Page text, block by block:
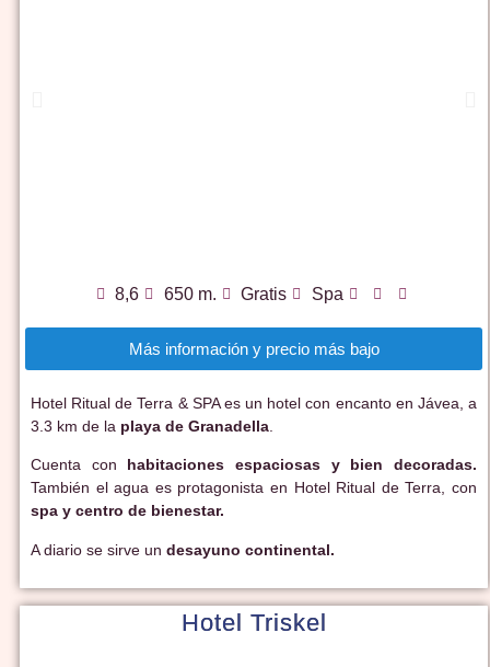
8,6 650 m. Gratis Spa
Más información y precio más bajo
Hotel Ritual de Terra & SPA es un hotel con encanto en Jávea, a
3.3 km de la playa de Granadella
Cuenta con habitaciones espaciosas y bien decoradas.
También el agua es protagonista en Hotel Ritual de Terra, con
spa y centro de bienestar.
A diario se sirve un desayuno continental.
Hotel Triskel